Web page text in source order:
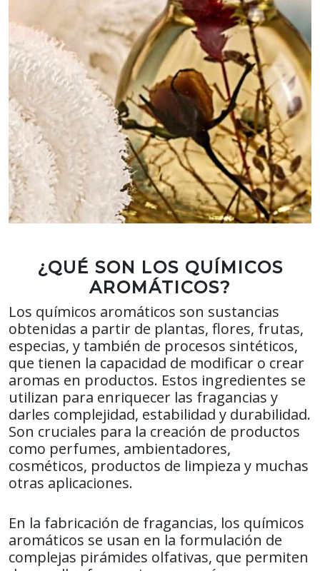
¿QUÉ SON LOS QUÍMICOS
AROMÁTICOS?
Los químicos aromáticos son sustancias
obtenidas a partir de plantas, flores, frutas,
especias, y también de procesos sintéticos,
que tienen la capacidad de modificar o crear
aromas en productos. Estos ingredientes se
utilizan para enriquecer las fragancias y
darles complejidad, estabilidad y durabilidad.
Son cruciales para la creación de productos
como perfumes, ambientadores,
cosméticos, productos de limpieza y muchas
otras aplicaciones.
En la fabricación de fragancias, los químicos
aromáticos se usan en la formulación de
complejas pirámides olfativas, que permiten